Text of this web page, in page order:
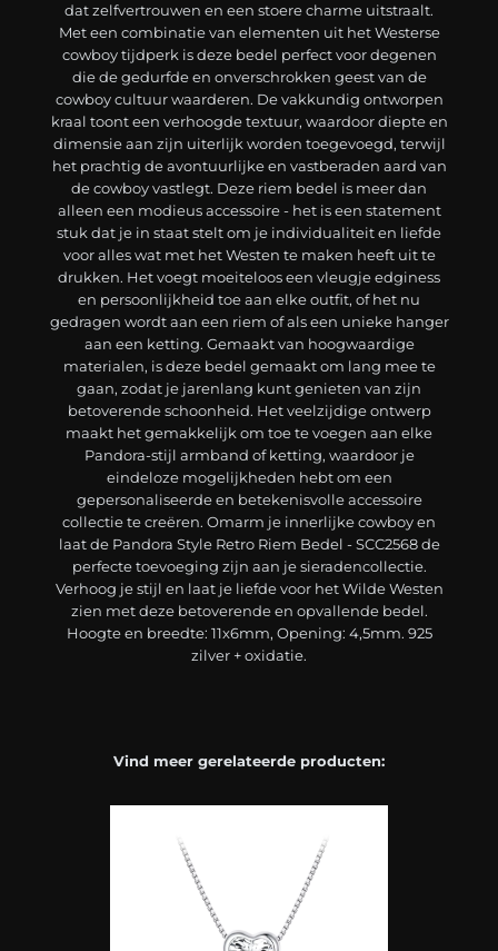
dat zelfvertrouwen en een stoere charme uitstraalt.
Met een combinatie van elementen uit het Westerse
cowboy tijdperk is deze bedel perfect voor degenen
die de gedurfde en onverschrokken geest van de
cowboy cultuur waarderen. De vakkundig ontworpen
kraal toont een verhoogde textuur, waardoor diepte en
dimensie aan zijn uiterlijk worden toegevoegd, terwijl
het prachtig de avontuurlijke en vastberaden aard van
de cowboy vastlegt. Deze riem bedel is meer dan
alleen een modieus accessoire - het is een statement
stuk dat je in staat stelt om je individualiteit en liefde
voor alles wat met het Westen te maken heeft uit te
drukken. Het voegt moeiteloos een vleugje edginess
en persoonlijkheid toe aan elke outfit, of het nu
gedragen wordt aan een riem of als een unieke hanger
aan een ketting. Gemaakt van hoogwaardige
materialen, is deze bedel gemaakt om lang mee te
gaan, zodat je jarenlang kunt genieten van zijn
betoverende schoonheid. Het veelzijdige ontwerp
maakt het gemakkelijk om toe te voegen aan elke
Pandora-stijl armband of ketting, waardoor je
eindeloze mogelijkheden hebt om een
gepersonaliseerde en betekenisvolle accessoire
collectie te creëren. Omarm je innerlijke cowboy en
laat de Pandora Style Retro Riem Bedel - SCC2568 de
perfecte toevoeging zijn aan je sieradencollectie.
Verhoog je stijl en laat je liefde voor het Wilde Westen
zien met deze betoverende en opvallende bedel.
Hoogte en breedte: 11x6mm, Opening: 4,5mm. 925
zilver + oxidatie.
Vind meer gerelateerde producten: